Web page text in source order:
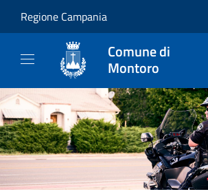
Regione Campania
Comune di
Montoro